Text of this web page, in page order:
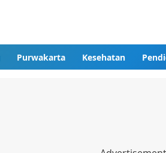
Purwakarta Kesehatan